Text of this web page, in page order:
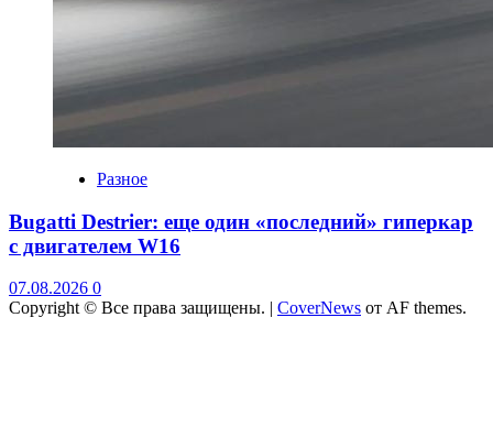
Разное
Bugatti Destrier: еще один «последний» гиперкар
с двигателем W16
07.08.2026 0
Copyright © Все права защищены. | CoverNews от AF themes.